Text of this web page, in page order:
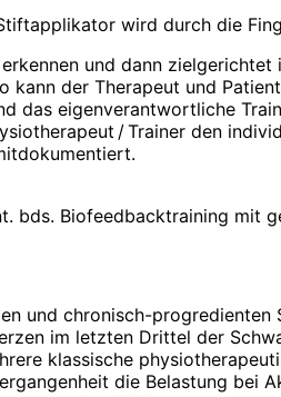
wird durch die
und dann
kann der Therapeut und
das eigenverantwortliche
/ Trainer den
bds. Biofeedbacktraining mit
und chronisch-
im letzten Drittel der
klassische
die Belastung